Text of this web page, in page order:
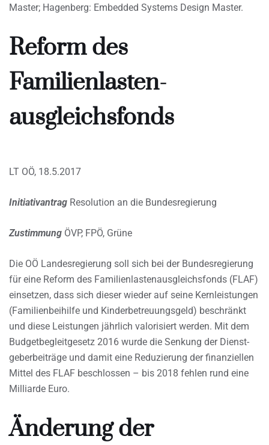
Master; Hagenberg: Embedded Systems Design Master.
Reform des
Familienlasten-
ausgleichsfonds
LT OÖ, 18.5.2017
Initiativantrag Resolution an die Bundesregierung
Zustimmung ÖVP, FPÖ, Grüne
Die OÖ Landesregierung soll sich bei der Bundesregierung
für eine Reform des Familienlastenausgleichsfonds (FLAF)
einsetzen, dass sich dieser wieder auf seine Kernleistungen
(Familienbeihilfe und Kinderbetreuungsgeld) beschränkt
und diese Leistungen jährlich valorisiert werden. Mit dem
Budgetbegleitgesetz 2016 wurde die Senkung der Dienst-
geberbeiträge und damit eine Reduzierung der finanziellen
Mittel des FLAF beschlossen – bis 2018 fehlen rund eine
Milliarde Euro.
Änderung der